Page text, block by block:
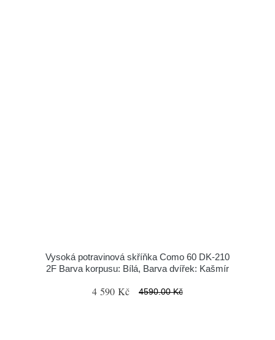
Vysoká potravinová skříňka Como 60 DK-210
2F Barva korpusu: Bílá, Barva dvířek: Kašmír
4 590 Kč 4590.00 Kč